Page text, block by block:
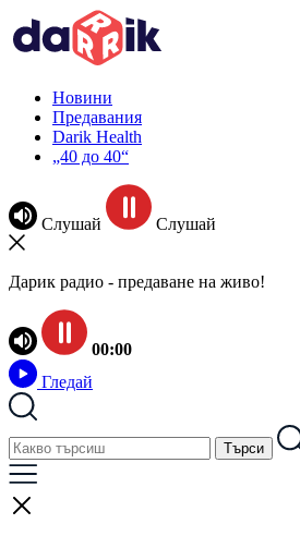
Новини
Предавания
Darik Health
„40 до 40“
Слушай Слушай
Дарик радио - предаване на живо!
00:00
Гледай